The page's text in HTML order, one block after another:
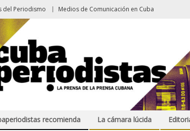
del Periodismo Medios de Comunicación en Cuba
recomienda La cámara lúcida